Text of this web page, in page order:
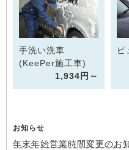
手洗い洗車
(KeePer施工車)
1,934円～
ピ
お知らせ
年末年始営業時間変更のお